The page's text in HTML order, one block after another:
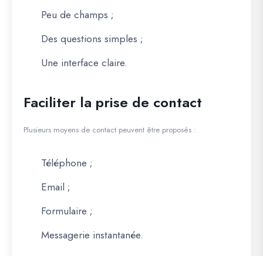
Peu de champs ;
Des questions simples ;
Une interface claire.
Faciliter la prise de contact
Plusieurs moyens de contact peuvent être proposés :
Téléphone ;
Email ;
Formulaire ;
Messagerie instantanée.